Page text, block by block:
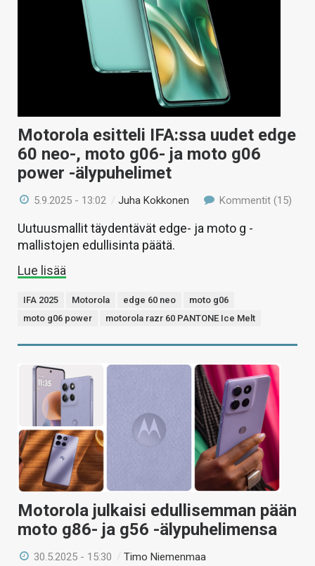
Motorola esitteli IFA:ssa uudet edge
60 neo-, moto g06- ja moto g06
power -älypuhelimet
5.9.2025 - 13:02 /Juha Kokkonen Kommentit (15)
Uutuusmallit täydentävät edge- ja moto g -
mallistojen edullisinta päätä.
Lue lisää
IFA 2025 Motorola edge 60 neo
moto g06
moto g06 power
motorola razr 60 PANTONE Ice Melt
Motorola julkaisi edullisemman pään
moto g86- ja g56 -älypuhelimensa
30.5.2025 - 15:30 /Timo Niemenmaa